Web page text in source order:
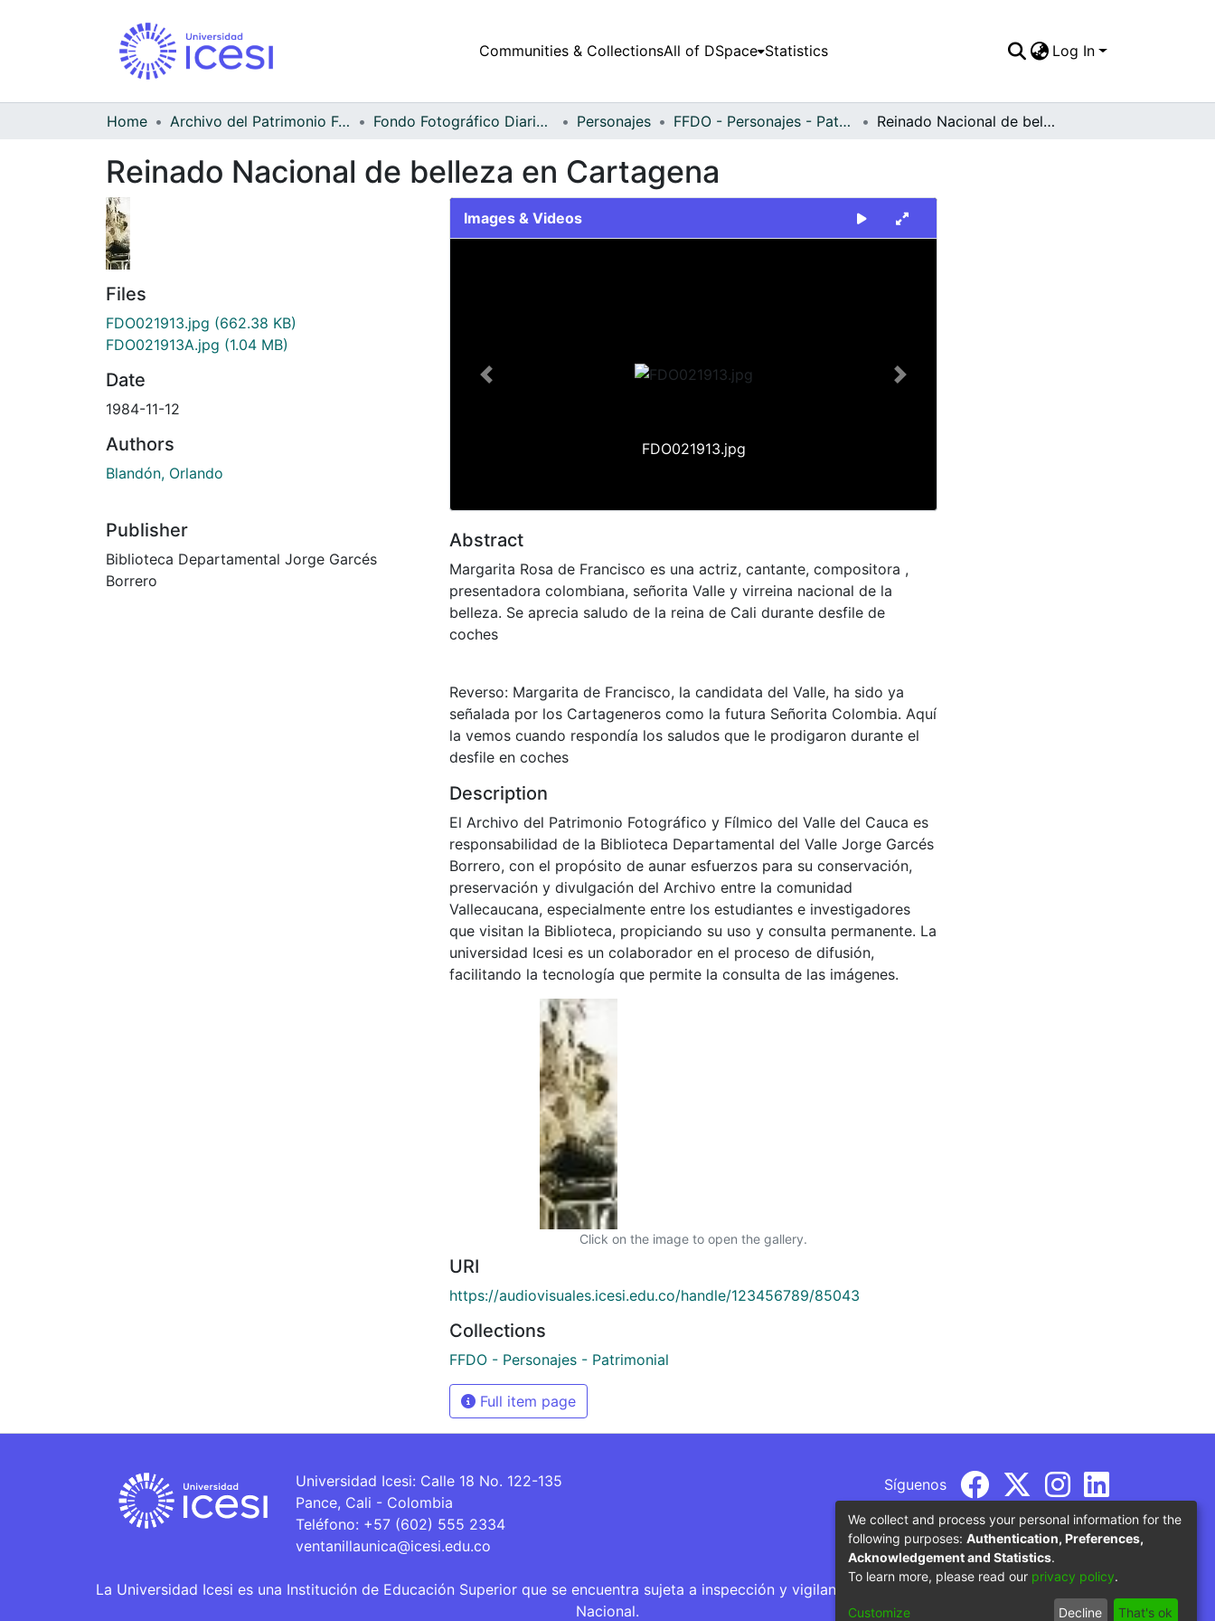
Communities & CollectionsAll of DSpace Statistics Log In
Home Archivo del Patrimonio Fotográfico y Fílmico del Valle del Cauca Fondo Fotográfico Diario Occidente Personajes FFDO - Personajes - Patrimonial Reinado Nacional de belleza en Cartagena
Reinado Nacional de belleza en Cartagena
Files
FDO021913.jpg (662.38 KB)
FDO021913A.jpg (1.04 MB)
Date
1984-11-12
Authors
Blandón, Orlando
Publisher
Biblioteca Departamental Jorge Garcés
Borrero
Images & Videos
FDO021913.jpg
Previous Next
Abstract
Margarita Rosa de Francisco es una actriz, cantante, compositora ,
presentadora colombiana, señorita Valle y virreina nacional de la
belleza. Se aprecia saludo de la reina de Cali durante desfile de
coches
Reverso: Margarita de Francisco, la candidata del Valle, ha sido ya
señalada por los Cartageneros como la futura Señorita Colombia. Aquí
la vemos cuando respondía los saludos que le prodigaron durante el
desfile en coches
Description
El Archivo del Patrimonio Fotográfico y Fílmico del Valle del Cauca es
responsabilidad de la Biblioteca Departamental del Valle Jorge Garcés
Borrero, con el propósito de aunar esfuerzos para su conservación,
preservación y divulgación del Archivo entre la comunidad
Vallecaucana, especialmente entre los estudiantes e investigadores
que visitan la Biblioteca, propiciando su uso y consulta permanente. La
universidad Icesi es un colaborador en el proceso de difusión,
facilitando la tecnología que permite la consulta de las imágenes.
Click on the image to open the gallery.
URI
https://audiovisuales.icesi.edu.co/handle/123456789/85043
Collections
FFDO - Personajes - Patrimonial
Full item page
Universidad Icesi: Calle 18 No. 122-135
Pance, Cali - Colombia
Teléfono: +57 (602) 555 2334
ventanillaunica@icesi.edu.co
Síguenos
La Universidad Icesi es una Institución de Educación Superior que se encuentra sujeta a inspección y vigilancia por parte del Ministerio de Educación
Nacional.
We collect and process your personal information for the
following purposes: Authentication, Preferences,
Acknowledgement and Statistics.
To learn more, please read our privacy policy.
Customize Decline That's ok